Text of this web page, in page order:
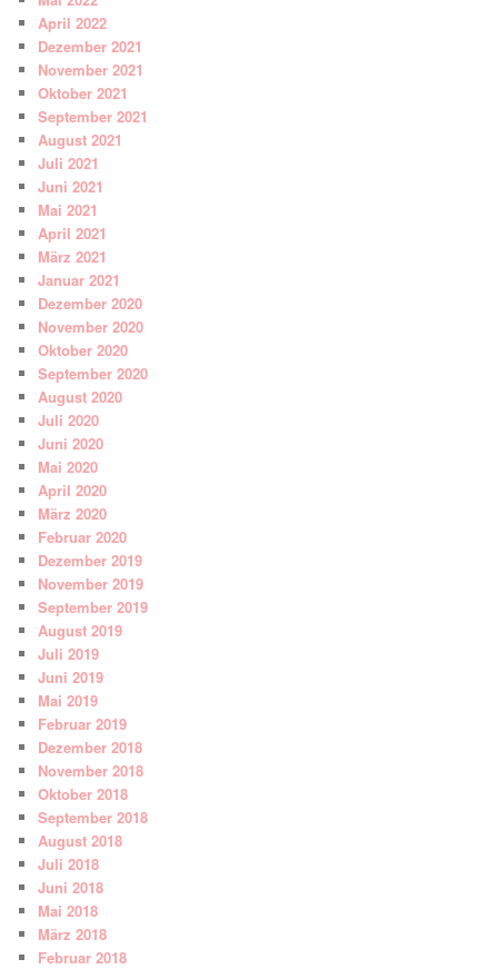
April 2022
Dezember 2021
November 2021
Oktober 2021
September 2021
August 2021
Juli 2021
Juni 2021
Mai 2021
April 2021
März 2021
Januar 2021
Dezember 2020
November 2020
Oktober 2020
September 2020
August 2020
Juli 2020
Juni 2020
Mai 2020
April 2020
März 2020
Februar 2020
Dezember 2019
November 2019
September 2019
August 2019
Juli 2019
Juni 2019
Mai 2019
Februar 2019
Dezember 2018
November 2018
Oktober 2018
September 2018
August 2018
Juli 2018
Juni 2018
Mai 2018
März 2018
Februar 2018